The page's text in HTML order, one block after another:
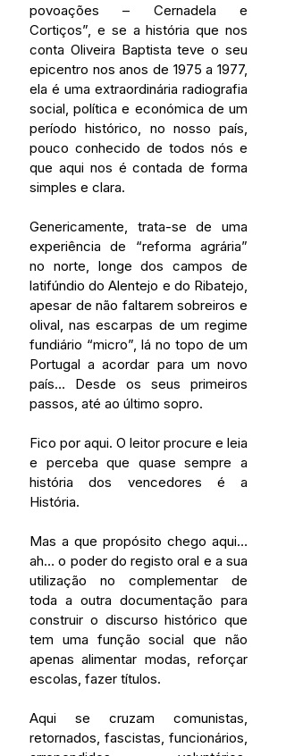
povoações – Cernadela e
Cortiços”, e se a história que nos
conta Oliveira Baptista teve o seu
epicentro nos anos de 1975 a 1977,
ela é uma extraordinária radiografia
social, política e económica de um
período histórico, no nosso país,
pouco conhecido de todos nós e
que aqui nos é contada de forma
simples e clara.
Genericamente, trata-se de uma
experiência de “reforma agrária”
no norte, longe dos campos de
latifúndio do Alentejo e do Ribatejo,
apesar de não faltarem sobreiros e
olival, nas escarpas de um regime
fundiário “micro”, lá no topo de um
Portugal a acordar para um novo
país… Desde os seus primeiros
passos, até ao último sopro.
Fico por aqui. O leitor procure e leia
e perceba que quase sempre a
história dos vencedores é a
História.
Mas a que propósito chego aqui…
ah… o poder do registo oral e a sua
utilização no complementar de
toda a outra documentação para
construir o discurso histórico que
tem uma função social que não
apenas alimentar modas, reforçar
escolas, fazer títulos.
Aqui se cruzam comunistas,
retornados, fascistas, funcionários,